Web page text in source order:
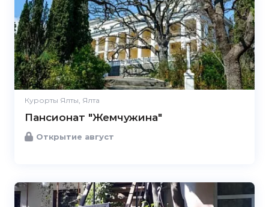
Курорты Ялты, Ялта
Пансионат "Жемчужина"
Открытие август